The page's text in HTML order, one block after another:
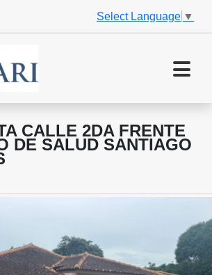
Select Language ▼
CALLE 2DA FRENTE
DE SALUD SANTIAGO